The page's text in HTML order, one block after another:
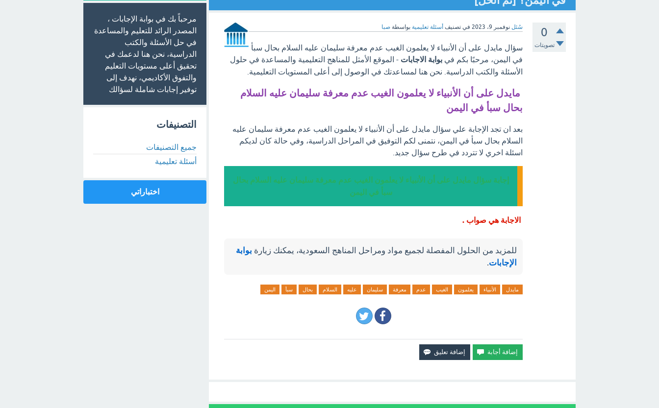
0
تصويتات
سُئل نوفمبر 9، 2023 في تصنيف أسئلة تعليمية بواسطة صبا
سؤال مايدل على أن الأنبياء لا يعلمون الغيب عدم معرفة سليمان عليه السلام بحال سبأ
في اليمن، مرحبًا بكم في بوابة الاجابات - الموقع الأمثل للمناهج التعليمية والمساعدة في حلول
الأسئلة والكتب الدراسية. نحن هنا لمساعدتك في الوصول إلى أعلى المستويات التعليمية.
مايدل على أن الأنبياء لا يعلمون الغيب عدم معرفة سليمان عليه السلام
بحال سبأ في اليمن
بعد ان تجد الإجابة علي سؤال مايدل على أن الأنبياء لا يعلمون الغيب عدم معرفة سليمان عليه
السلام بحال سبأ في اليمن، نتمنى لكم التوفيق في المراحل الدراسية، وفي حالة كان لديكم
اسئلة اخري لا تتردد في طرح سؤال جديد.
إجابة سؤال مايدل على أن الأنبياء لا يعلمون الغيب عدم معرفة سليمان عليه السلام بحال
سبأ في اليمن
الاجابة هي صواب .
للمزيد من الحلول المفصلة لجميع مواد ومراحل المناهج السعودية، يمكنك زيارة بوابة
الإجابات.
مايدل الأنبياء يعلمون الغيب عدم معرفة سليمان عليه السلام بحال سبأ اليمن
مرحباً بك في بوابة الإجابات ،
المصدر الرائد للتعليم والمساعدة
في حل الأسئلة والكتب
الدراسية، نحن هنا لدعمك في
تحقيق أعلى مستويات التعليم
والتفوق الأكاديمي، نهدف إلى
توفير إجابات شاملة لسؤالك
التصنيفات
جميع التصنيفات
أسئلة تعليمية
اختباراتي